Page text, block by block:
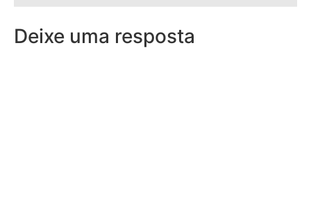
Deixe uma resposta